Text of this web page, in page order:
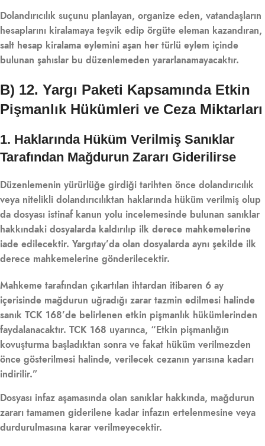
Dolandırıcılık suçunu planlayan, organize eden, vatandaşların
hesaplarını kiralamaya teşvik edip örgüte eleman kazandıran,
salt hesap kiralama eylemini aşan her türlü eylem içinde
bulunan şahıslar bu düzenlemeden yararlanamayacaktır.
B) 12. Yargı Paketi Kapsamında Etkin
Pişmanlık Hükümleri ve Ceza Miktarları
1. Haklarında Hüküm Verilmiş Sanıklar
Tarafından Mağdurun Zararı Giderilirse
Düzenlemenin yürürlüğe girdiği tarihten önce dolandırıcılık
veya nitelikli dolandırıcılıktan haklarında hüküm verilmiş olup
da dosyası istinaf kanun yolu incelemesinde bulunan sanıklar
hakkındaki dosyalarda kaldırılıp ilk derece mahkemelerine
iade edilecektir. Yargıtay’da olan dosyalarda aynı şekilde ilk
derece mahkemelerine gönderilecektir.
Mahkeme tarafından çıkartılan ihtardan itibaren 6 ay
içerisinde mağdurun uğradığı zarar tazmin edilmesi halinde
sanık TCK 168’de belirlenen etkin pişmanlık hükümlerinden
faydalanacaktır. TCK 168 uyarınca, “Etkin pişmanlığın
kovuşturma başladıktan sonra ve fakat hüküm verilmezden
önce gösterilmesi halinde, verilecek cezanın yarısına kadarı
indirilir.”
Dosyası infaz aşamasında olan sanıklar hakkında, mağdurun
zararı tamamen giderilene kadar infazın ertelenmesine veya
durdurulmasına karar verilmeyecektir.